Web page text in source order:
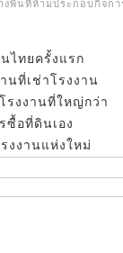
งพื้นที่ห้ามประกอบกิจก
ไทยครั้งแรก
นที่เช่าโรงงาน
รงงานที่ใหญ่กว่า
ซื้อที่ดินเอง
งงานแห่งใหม่